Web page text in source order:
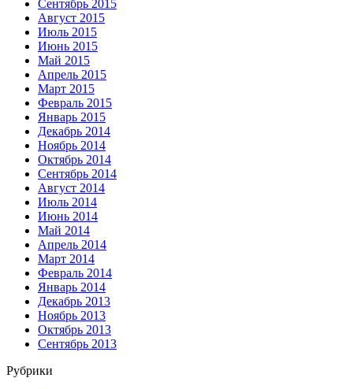
Сентябрь 2015
Август 2015
Июль 2015
Июнь 2015
Май 2015
Апрель 2015
Март 2015
Февраль 2015
Январь 2015
Декабрь 2014
Ноябрь 2014
Октябрь 2014
Сентябрь 2014
Август 2014
Июль 2014
Июнь 2014
Май 2014
Апрель 2014
Март 2014
Февраль 2014
Январь 2014
Декабрь 2013
Ноябрь 2013
Октябрь 2013
Сентябрь 2013
Рубрики